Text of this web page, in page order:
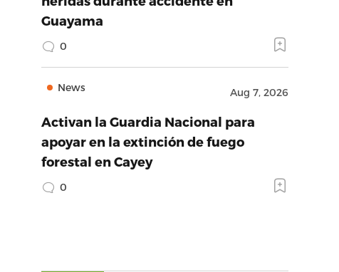
Guayama
0
News Aug 7, 2026
Activan la Guardia Nacional para
apoyar en la extinción de fuego
forestal en Cayey
0